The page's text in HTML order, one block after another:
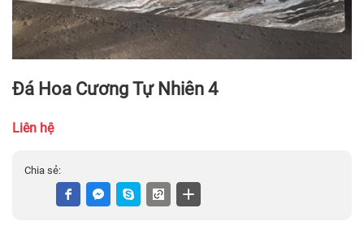
Đá Hoa Cương Tự Nhiên 4
Liên hệ
Chia sẻ: